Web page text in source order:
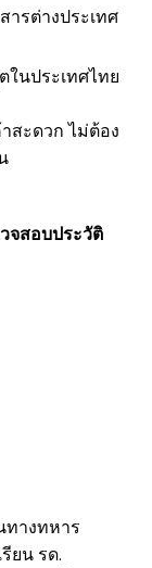
ารต่างประเทศ
นประเทศไทย
สะดวก ไม่ต้อง
จสอบประวัติ
ทางทหาร
ยน รด.